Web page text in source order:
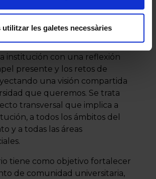
utilitzar les galetes necessàries
histórica y se plantea como una
para conectar la memoria y el
institución con una reflexión
presente y los retos de
una visión compartida
que queremos. Se trata
transversal que implica a
a todos los ámbitos del
y a todas las áreas
tiene como objetivo fortalecer
de comunidad universitaria,